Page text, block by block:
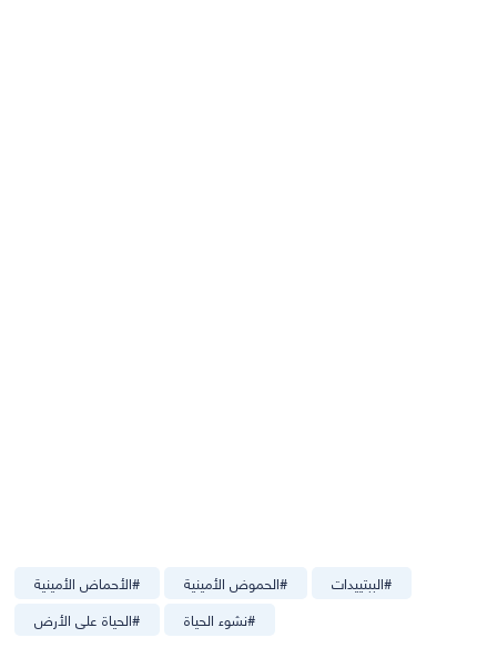
#الأحماض الأمينية #الحموض الأمينية #الببتييدات
#الحياة على الأرض #نشوء الحياة